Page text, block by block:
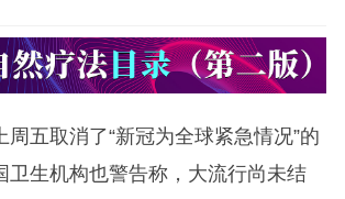
周五取消了“新冠为全球紧急情况”的
卫生机构也警告称，大流行尚未结